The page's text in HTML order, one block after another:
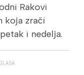
Rakovi
koja zrači
i nedelja.